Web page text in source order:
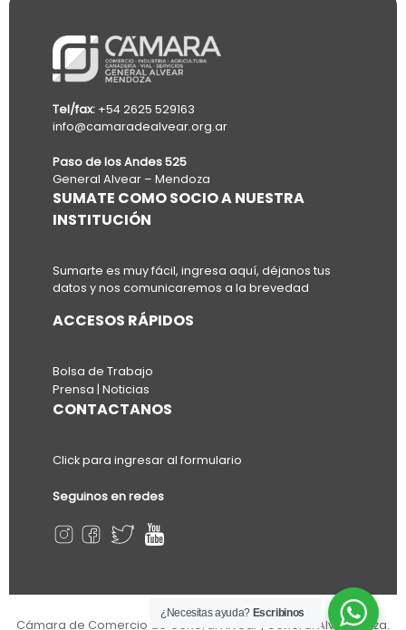
Tel/fax: +54 2625 529163
info@camaradealvear.org.ar
Paso de los Andes 525
General Alvear – Mendoza
SUMATE COMO SOCIO A NUESTRA
INSTITUCIÓN
Sumarte es muy fácil, ingresa aquí, déjanos tus
datos y nos comunicaremos a la brevedad
ACCESOS RÁPIDOS
Bolsa de Trabajo
Prensa | Noticias
CONTACTANOS
Click para ingresar al formulario
Seguinos en redes
Cámara de Comercio de General Alvear | General Alvear | Mza.
¿Necesitas ayuda? Escribinos